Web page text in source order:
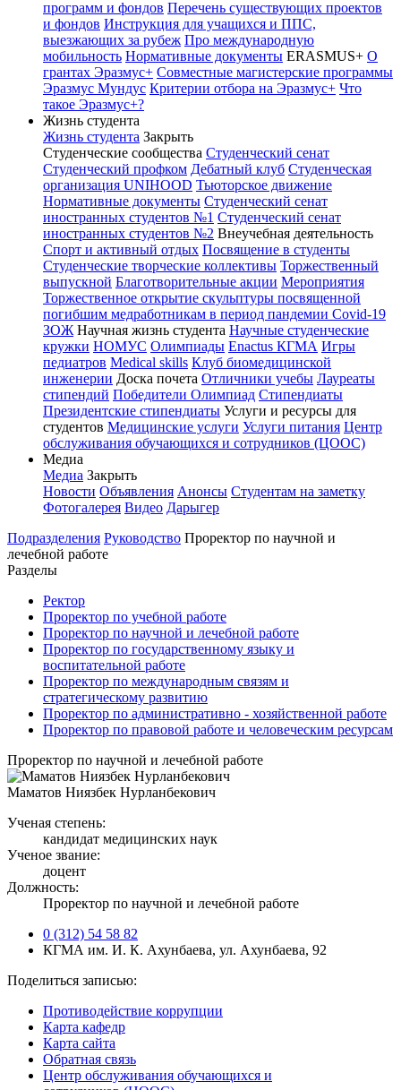
программ и фондов Перечень существующих проектов
и фондов Инструкция для учащихся и ППС,
выезжающих за рубеж Про международную
мобильность Нормативные документы ERASMUS+ О
грантах Эразмус+ Совместные магистерские программы
Эразмус Мундус Критерии отбора на Эразмус+ Что
такое Эразмус+?
Жизнь студента
Жизнь студента Закрыть
Студенческие сообщества Студенческий сенат
Студенческий профком Дебатный клуб Студенческая
организация UNIHOOD Тьюторское движение
Нормативные документы Студенческий сенат
иностранных студентов №1 Студенческий сенат
иностранных студентов №2 Внеучебная деятельность
Спорт и активный отдых Посвящение в студенты
Студенческие творческие коллективы Торжественный
выпускной Благотворительные акции Мероприятия
Торжественное открытие скульптуры посвященной
погибшим медработникам в период пандемии Covid-19
ЗОЖ Научная жизнь студента Научные студенческие
кружки НОМУС Олимпиады Enactus КГМА Игры
педиатров Medical skills Клуб биомедицинской
инженерии Доска почета Отличники учебы Лауреаты
стипендий Победители Олимпиад Стипендиаты
Президентские стипендиаты Услуги и ресурсы для
студентов Медицинские услуги Услуги питания Центр
обслуживания обучающихся и сотрудников (ЦООС)
Медиа
Медиа Закрыть
Новости Объявления Анонсы Студентам на заметку
Фотогалерея Видео Дарыгер
Подразделения Руководство Проректор по научной и
лечебной работе
Разделы
Ректор
Проректор по учебной работе
Проректор по научной и лечебной работе
Проректор по государственному языку и
воспитательной работе
Проректор по международным связям и
стратегическому развитию
Проректор по административно - хозяйственной работе
Проректор по правовой работе и человеческим ресурсам
Проректор по научной и лечебной работе
Маматов Ниязбек Нурланбекович
Ученая степень:
кандидат медицинских наук
Ученое звание:
доцент
Должность:
Проректор по научной и лечебной работе
0 (312) 54 58 82
КГМА им. И. К. Ахунбаева, ул. Ахунбаева, 92
Поделиться записью:
Противодействие коррупции
Карта кафедр
Карта сайта
Обратная связь
Центр обслуживания обучающихся и